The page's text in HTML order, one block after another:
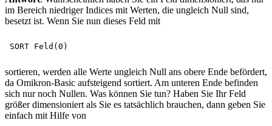
im Bereich niedriger Indices mit Werten, die ungleich Null sind,
besetzt ist. Wenn Sie nun dieses Feld mit
sortieren, werden alle Werte ungleich Null ans obere Ende befördert,
da Omikron-Basic aufsteigend sortiert. Am unteren Ende befinden
sich nur noch Nullen. Was können Sie tun? Haben Sie Ihr Feld
größer dimensioniert als Sie es tatsächlich brauchen, dann geben Sie
einfach mit Hilfe von